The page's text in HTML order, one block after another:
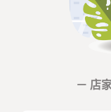
－ 店